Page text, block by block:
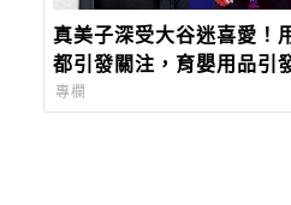
真美子深受大谷迷喜愛！
都引發關注，育嬰用品引
專欄